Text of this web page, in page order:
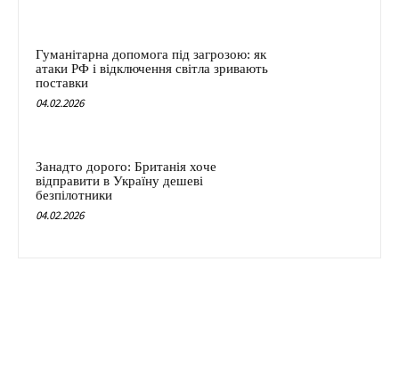
Гуманітарна допомога під загрозою: як
атаки РФ і відключення світла зривають
поставки
04.02.2026
Занадто дорого: Британія хоче
відправити в Україну дешеві
безпілотники
04.02.2026